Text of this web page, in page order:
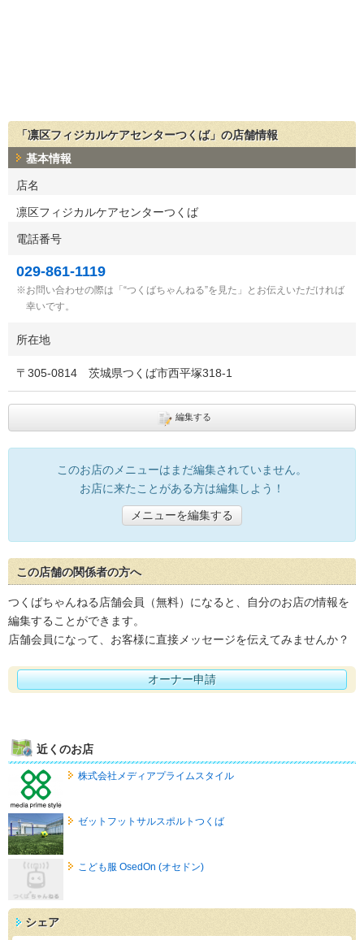
「凛区フィジカルケアセンターつくば」の店舗情報
基本情報
店名
凛区フィジカルケアセンターつくば
電話番号
029-861-1119
お問い合わせの際は「“つくばちゃんねる”を見た」とお伝えいただければ
幸いです。
所在地
〒 305-0814 茨城県つくば市西平塚318-1
編集する
このお店のメニューはまだ編集されていません。
お店に来たことがある方は編集しよう！
メニューを編集する
この店舗の関係者の方へ
つくばちゃんねる店舗会員（無料）になると、自分のお店の情報を
編集することができます。
店舗会員になって、お客様に直接メッセージを伝えてみませんか？
オーナー申請
近くのお店
株式会社メディアプライムスタイル
ゼットフットサルスポルトつくば
こども服 OsedOn (オセドン)
シェア